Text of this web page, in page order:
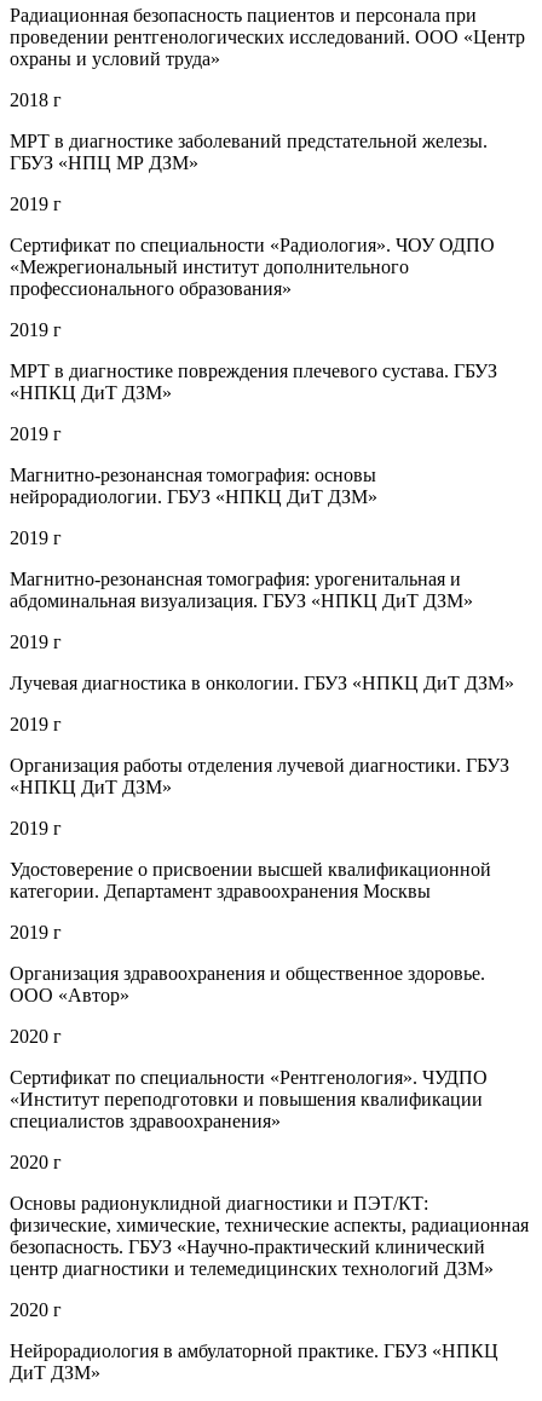
Радиационная безопасность пациентов и персонала при
проведении рентгенологических исследований. ООО «Центр
охраны и условий труда»
2018 г
МРТ в диагностике заболеваний предстательной железы.
ГБУЗ «НПЦ МР ДЗМ»
2019 г
Сертификат по специальности «Радиология». ЧОУ ОДПО
«Межрегиональный институт дополнительного
профессионального образования»
2019 г
МРТ в диагностике повреждения плечевого сустава. ГБУЗ
«НПКЦ ДиТ ДЗМ»
2019 г
Магнитно-резонансная томография: основы
нейрорадиологии. ГБУЗ «НПКЦ ДиТ ДЗМ»
2019 г
Магнитно-резонансная томография: урогенитальная и
абдоминальная визуализация. ГБУЗ «НПКЦ ДиТ ДЗМ»
2019 г
Лучевая диагностика в онкологии. ГБУЗ «НПКЦ ДиТ ДЗМ»
2019 г
Организация работы отделения лучевой диагностики. ГБУЗ
«НПКЦ ДиТ ДЗМ»
2019 г
Удостоверение о присвоении высшей квалификационной
категории. Департамент здравоохранения Москвы
2019 г
Организация здравоохранения и общественное здоровье.
ООО «Автор»
2020 г
Сертификат по специальности «Рентгенология». ЧУДПО
«Институт переподготовки и повышения квалификации
специалистов здравоохранения»
2020 г
Основы радионуклидной диагностики и ПЭТ/КТ:
физические, химические, технические аспекты, радиационная
безопасность. ГБУЗ «Научно-практический клинический
центр диагностики и телемедицинских технологий ДЗМ»
2020 г
Нейрорадиология в амбулаторной практике. ГБУЗ «НПКЦ
ДиТ ДЗМ»